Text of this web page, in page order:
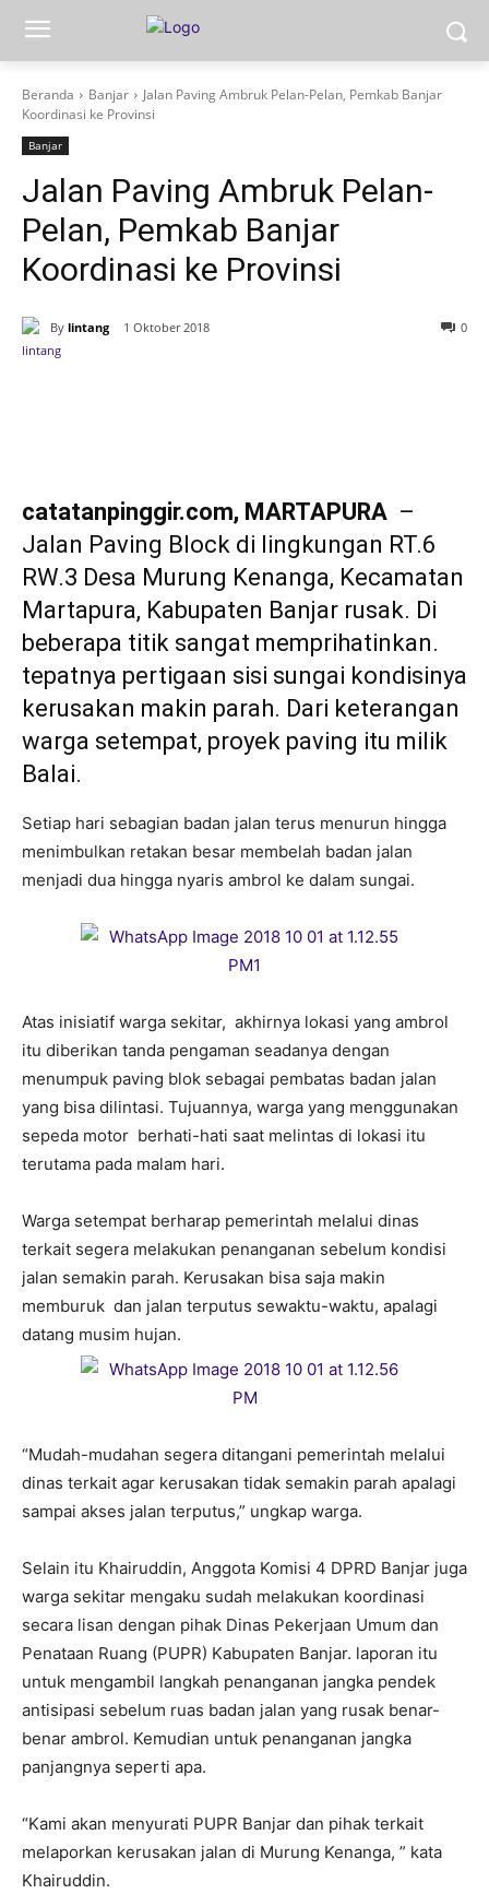
Beranda Banjar
Jalan Paving Ambruk Pelan-Pelan, Pemkab Banjar
Koordinasi ke Provinsi
Banjar
Jalan Paving Ambruk Pelan-
Pelan, Pemkab Banjar
Koordinasi ke Provinsi
By lintang 1 Oktober 2018 0
catatanpinggir.com, MARTAPURA –
Jalan Paving Block di lingkungan RT.6
RW.3 Desa Murung Kenanga, Kecamatan
Martapura, Kabupaten Banjar rusak. Di
beberapa titik sangat memprihatinkan.
tepatnya pertigaan sisi sungai kondisinya
kerusakan makin parah. Dari keterangan
warga setempat, proyek paving itu milik
Balai.
Setiap hari sebagian badan jalan terus menurun hingga
menimbulkan retakan besar membelah badan jalan
menjadi dua hingga nyaris ambrol ke dalam sungai.
Atas inisiatif warga sekitar, akhirnya lokasi yang ambrol
itu diberikan tanda pengaman seadanya dengan
menumpuk paving blok sebagai pembatas badan jalan
yang bisa dilintasi. Tujuannya, warga yang menggunakan
sepeda motor berhati-hati saat melintas di lokasi itu
terutama pada malam hari.
Warga setempat berharap pemerintah melalui dinas
terkait segera melakukan penanganan sebelum kondisi
jalan semakin parah. Kerusakan bisa saja makin
memburuk dan jalan terputus sewaktu-waktu, apalagi
datang musim hujan.
“Mudah-mudahan segera ditangani pemerintah melalui
dinas terkait agar kerusakan tidak semakin parah apalagi
sampai akses jalan terputus,” ungkap warga.
Selain itu Khairuddin, Anggota Komisi 4 DPRD Banjar juga
warga sekitar mengaku sudah melakukan koordinasi
secara lisan dengan pihak Dinas Pekerjaan Umum dan
Penataan Ruang (PUPR) Kabupaten Banjar. laporan itu
untuk mengambil langkah penanganan jangka pendek
antisipasi sebelum ruas badan jalan yang rusak benar-
benar ambrol. Kemudian untuk penanganan jangka
panjangnya seperti apa.
“Kami akan menyurati PUPR Banjar dan pihak terkait
melaporkan kerusakan jalan di Murung Kenanga, ” kata
Khairuddin.